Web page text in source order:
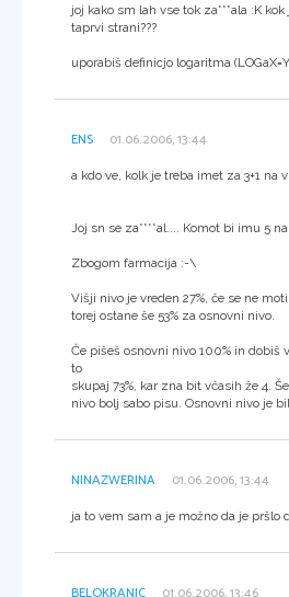
joj kako sm lah vse tok za***ala :K
taprvi strani???
uporabiš definicjo logaritma
ENS 01.06.2006, 13:44
a kdo ve, kolk je treba imet za 3+1 na
Joj sn se za****al.... Komot bi imu 5
Zbogom farmacija :-\
Višji nivo je vreden 27%, če se ne
torej ostane še 53% za osnovni nivo.
Če pišeš osnovni nivo 100% in dobiš
to
skupaj 73%, kar zna bit včasih že 4.
nivo bolj sabo pisu. Osnovni nivo je
NINAZWERINA 01.06.2006, 13:44
ja to vem sam a je možno da je pršlo